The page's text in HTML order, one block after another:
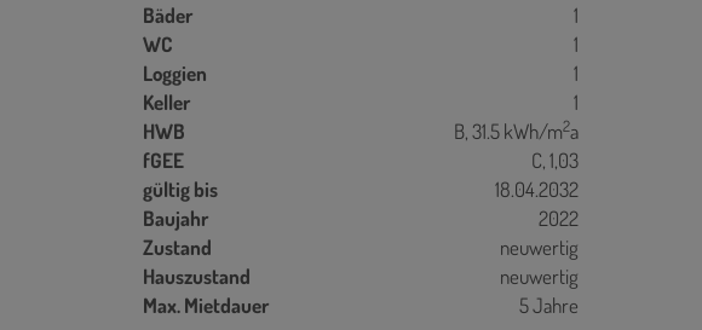
Bäder
1
WC
1
Loggien
1
Keller
1
HWB
B, 31.5 kWh/m2a
fGEE
C, 1,03
gültig bis
18.04.2032
Baujahr
2022
Zustand
neuwertig
Hauszustand
neuwertig
Max. Mietdauer
5 Jahre